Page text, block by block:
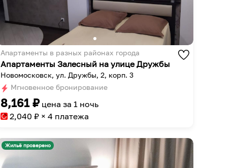
changing
dates.
for
changing
Апартаменты в разных районах города
Апартаменты Залесный на улице Дружбы
Новомосковск, ул. Дружбы, 2, корп. 3
Мгновенное бронирование
8,161₽ цена за 1 ночь
2,040 ₽ × 4 платежа
Жильё проверено